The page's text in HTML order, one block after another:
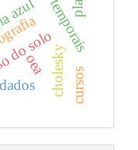
azul
do solocholesky
oea
cursos